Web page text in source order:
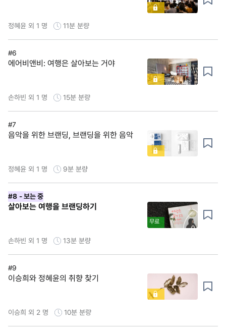
정혜윤 외 1 명 11분 분량
#6
에어비앤비: 여행은 살아보는 거야
손하빈 외 1 명 15분 분량
#7
음악을 위한 브랜딩, 브랜딩을 위한 음악
정혜윤 외 1 명 9분 분량
#8 - 보는 중
살아보는 여행을 브랜딩하기
무료
손하빈 외 1 명 13분 분량
#9
이승희와 정혜윤의 취향 찾기
이승희 외 2 명 10분 분량